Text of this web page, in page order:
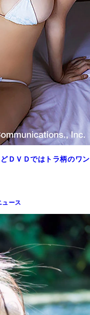
ＤＶＤではトラ柄のワン
ュース